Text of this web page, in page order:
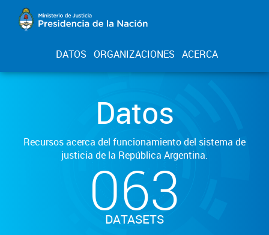
DATOS ORGANIZACIONES ACERCA
Datos
Recursos acerca del funcionamiento del sistema de
justicia de la República Argentina.
063
DATASETS